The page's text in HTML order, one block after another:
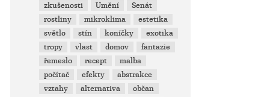
zkušenosti
Umění
Senát
rostliny
mikroklima
estetika
světlo
stín koníčky
exotika
tropy
vlast domov
fantazie
řemeslo
recept
malba
počítač
efekty
abstrakce
vztahy
alternativa
občan